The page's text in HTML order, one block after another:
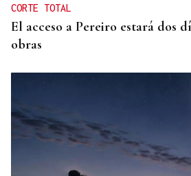
CORTE TOTAL
El acceso a Pereiro estará dos
obras